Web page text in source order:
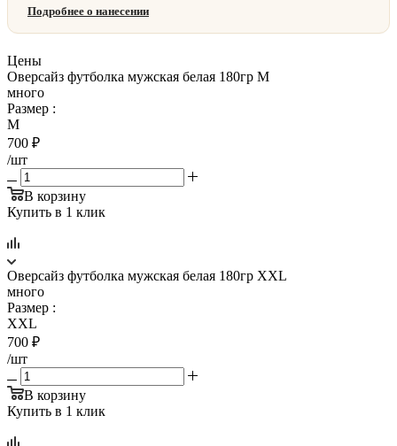
Подробнее о нанесении
Цены
Оверсайз футболка мужская белая 180гр M
много
Размер :
M
700 ₽
/шт
В корзину
Купить в 1 клик
Оверсайз футболка мужская белая 180гр XXL
много
Размер :
XXL
700 ₽
/шт
В корзину
Купить в 1 клик